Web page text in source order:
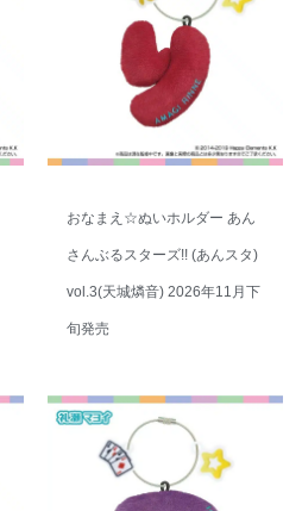
おなまえ☆ぬいホルダー あん
さんぶるスターズ!! (あんスタ)
vol.3(天城燐音) 2026年11月下
旬発売